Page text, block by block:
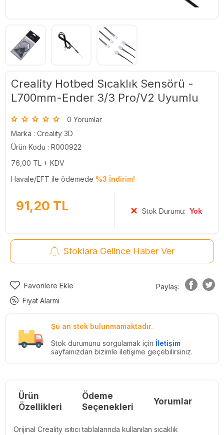
Creality Hotbed Sıcaklık Sensörü -
L700mm-Ender 3/3 Pro/V2 Uyumlu
0 Yorumlar
Marka : Creality 3D
Ürün Kodu : R000922
76,00 TL + KDV
Havale/EFT ile ödemede %3 İndirim!
91,20 TL Stok Durumu:Yok
Stoklara Gelince Haber Ver
Favorilere Ekle
Fiyat Alarmı
Paylaş:
Şu an stok bulunmamaktadır.
Stok durumunu sorgulamak için İletişim
sayfamızdan bizimle iletişime geçebilirsiniz.
Ürün
Özellikleri
Ödeme
Seçenekleri
Yorumlar
Orijinal Creality ısıtıcı tablalarında kullanılan sıcaklık